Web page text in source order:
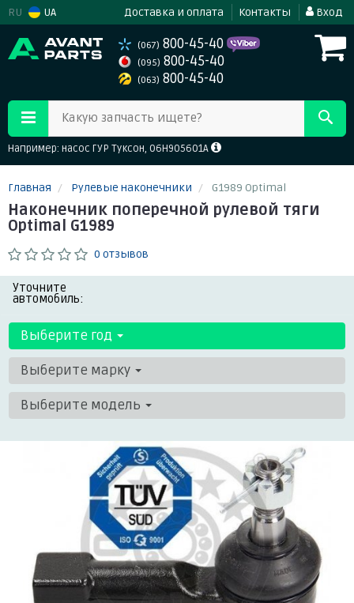
RU UA Доставка и оплата Контакты Вход
(067) 800-45-40
(095) 800-45-40
(063) 800-45-40
Какую запчасть ищете?
Например: насос ГУР Туксон, 06H905601A
Главная Рулевые наконечники G1989 Optimal
Наконечник поперечной рулевой тяги
Optimal G1989
0 отзывов
Уточните
автомобиль:
Выберите год
Выберите марку
Выберите модель